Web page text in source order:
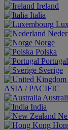
Ireland
Italia
Norge
Polska
Portugal
Sverige
ASIA / PACIFIC
India